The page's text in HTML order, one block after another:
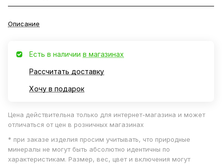
Описание
Есть в наличии в магазинах
Рассчитать доставку
Хочу в подарок
Цена действительна только для интернет-магазина и может
отличаться от цен в розничных магазинах
* при заказе изделия просим учитывать, что природные
минералы не могут быть абсолютно идентичны по
характеристикам. Размер, вес, цвет и включения могут